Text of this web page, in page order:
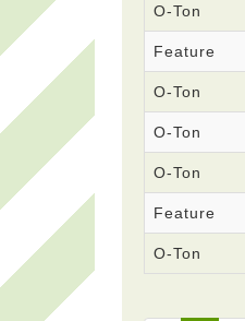
O-Ton
Feature
O-Ton
O-Ton
O-Ton
Feature
O-Ton